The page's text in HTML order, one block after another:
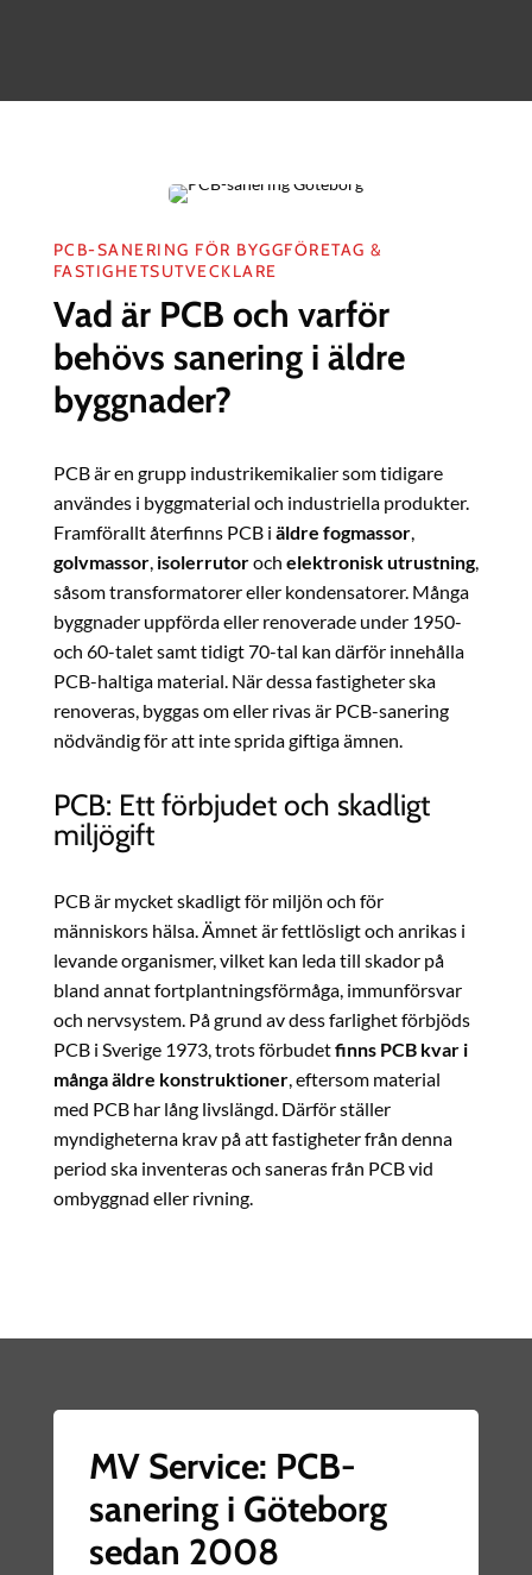
PCB-SANERING FÖR BYGGFÖRETAG &
FASTIGHETSUTVECKLARE
Vad är PCB och varför
behövs sanering i äldre
byggnader?
PCB är en grupp industrikemikalier som tidigare
användes i byggmaterial och industriella produkter.
Framförallt återfinns PCB i äldre fogmassor,
golvmassor, isolerrutoroch elektronisk utrustning,
såsom transformatorer eller kondensatorer. Många
byggnader uppförda eller renoverade under 1950-
och 60-talet samt tidigt 70-tal kan därför innehålla
PCB-haltiga material. När dessa fastigheter ska
renoveras, byggas om eller rivas är PCB-sanering
nödvändig för att inte sprida giftiga ämnen.
PCB: Ett förbjudet och skadligt
miljögift
PCB är mycket skadligt för miljön och för
människors hälsa. Ämnet är fettlösligt och anrikas i
levande organismer, vilket kan leda till skador på
bland annat fortplantningsförmåga, immunförsvar
och nervsystem. På grund av dess farlighet förbjöds
PCB i Sverige 1973, trots förbudetfinns PCB kvar i
många äldre konstruktioner, eftersom material
med PCB har lång livslängd. Därför ställer
myndigheterna krav på att fastigheter från denna
period ska inventeras och saneras från PCB vid
ombyggnad eller rivning.
MV Service: PCB-
sanering i Göteborg
sedan 2008